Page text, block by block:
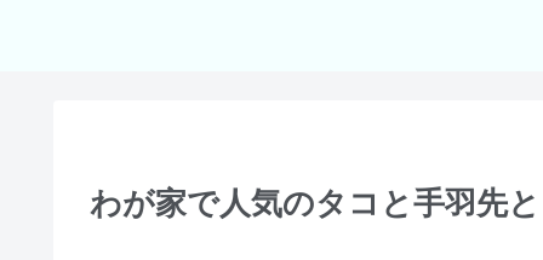
わが家で人気のタコと手羽先